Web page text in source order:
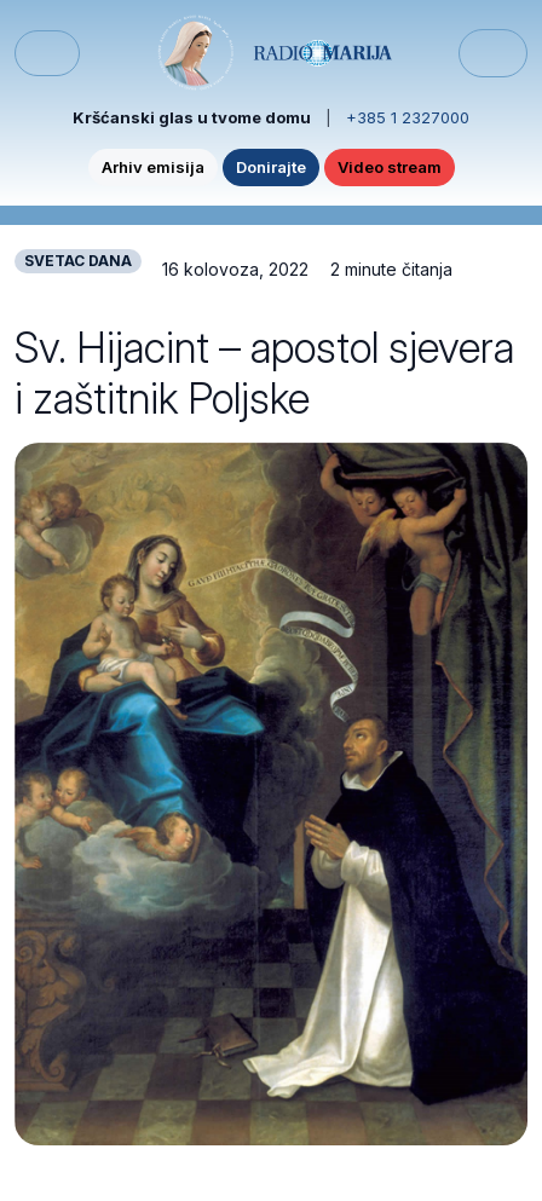
Menu
Kršćanski glas u tvome domu +385 1 2327000
Arhiv emisija Donirajte Video stream
SVETAC DANA 16 kolovoza, 2022 2 minute čitanja
Sv. Hijacint – apostol sjevera
i zaštitnik Poljske